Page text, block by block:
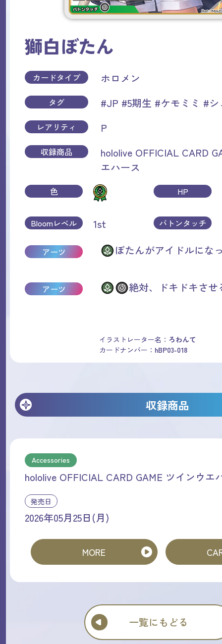
獅白ぼたん
カードタイプ ホロメン
タグ #JP #5期生 #ケモミミ #シ
レアリティ P
収録商品
hololive OFFICIAL CARD
エハース
色 HP
Bloomレベル 1st バトンタッチ
アーツ ぼたんがアイドルに
アーツ 絶対、ドキドキさ
イラストレーター名： ろわんて
カードナンバー： hBP03-018
収録商品
Accessories
hololive OFFICIAL CARD GAME ツインウエ
発売日
2026年05月25日(月)
MORE
一覧にもどる